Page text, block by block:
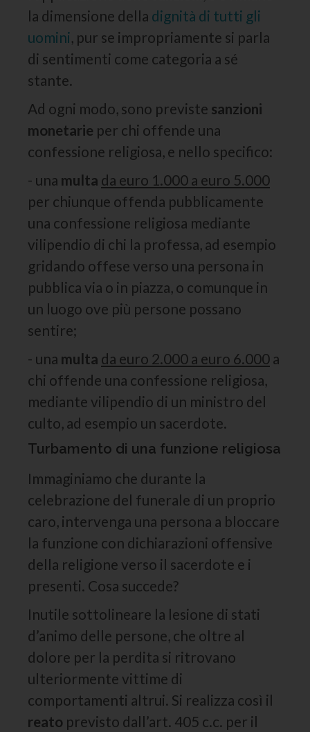
la dimensione della dignità di tutti gli
uomini, pur se impropriamente si parla
di sentimenti come categoria a sé
stante.
Ad ogni modo, sono previste sanzioni
monetarie per chi offende una
confessione religiosa, e nello specifico:
- una multa da euro 1.000 a euro 5.000
per chiunque offenda pubblicamente
una confessione religiosa mediante
vilipendio di chi la professa, ad esempio
gridando offese verso una persona in
pubblica via o in piazza, o comunque in
un luogo ove più persone possano
sentire;
- una multa da euro 2.000 a euro 6.000 a
chi offende una confessione religiosa,
mediante vilipendio di un ministro del
culto, ad esempio un sacerdote.
Turbamento di una funzione religiosa
Immaginiamo che durante la
celebrazione del funerale di un proprio
caro, intervenga una persona a bloccare
la funzione con dichiarazioni offensive
della religione verso il sacerdote e i
presenti. Cosa succede?
Inutile sottolineare la lesione di stati
d’animo delle persone, che oltre al
dolore per la perdita si ritrovano
ulteriormente vittime di
comportamenti altrui. Si realizza così il
reato previsto dall’art. 405 c.c. per il